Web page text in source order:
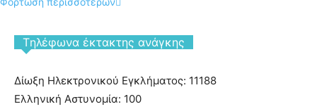
Tηλέφωνα έκτακτης ανάγκης
Δίωξη Ηλεκτρονικού Εγκλήματος: 11188
Ελληνική Αστυνομία: 100